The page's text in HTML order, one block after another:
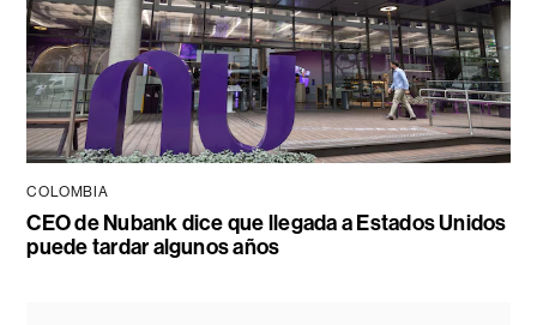
COLOMBIA
CEO de Nubank dice que llegada a Estados Unidos
puede tardar algunos años